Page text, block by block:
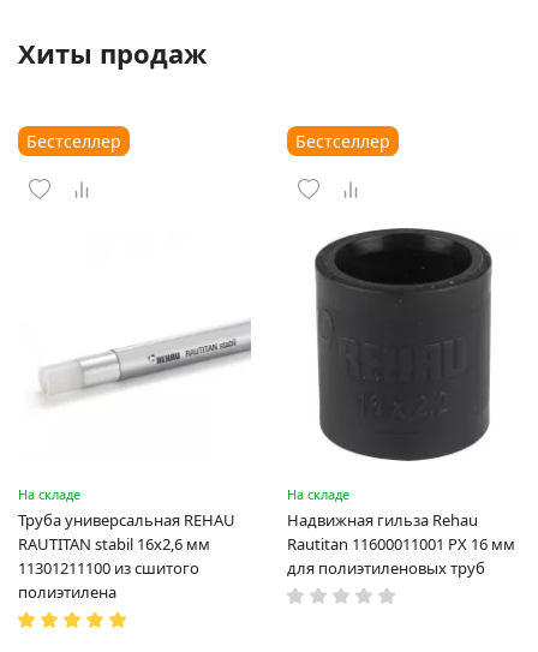
Хиты продаж
Бестселлер
На складе
Труба универсальная REHAU
RAUTITAN stabil 16х2,6 мм
11301211100 из сшитого
полиэтилена
Бестселлер
На складе
Надвижная гильза Rehau
Rautitan 11600011001 PX 16 мм
для полиэтиленовых труб